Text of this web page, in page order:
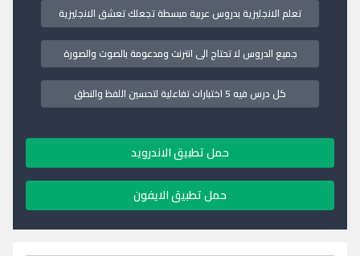
تعلم الانجليزية بدروس عربية مبسطة تجعلك تعشق الانجليزية
جميع الدروس لا تحتاج الى انترنت ومدعومة بالصوت والصورة
كل درس فيه 5 اختبارات تفاعلية لتحسين اللفظ والنطق
حمل تطبيق الاندرويد
حمل تطبيق الايفون